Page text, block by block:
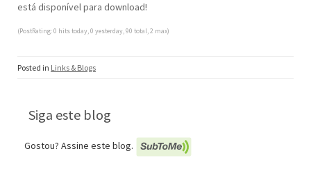
está disponível para download!
(PostRating: 0 hits today, 0 yesterday, 90 total, 2 max)
Posted in Links & Blogs
Siga este blog
Gostou? Assine este blog.